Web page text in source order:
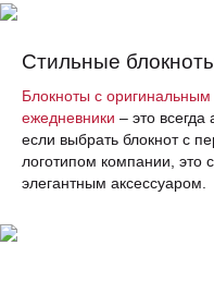
Стильные
Блокноты с
ежедневники – это
если выбрать блокнот с
логотипом компании, это
элегантным аксессуаром.